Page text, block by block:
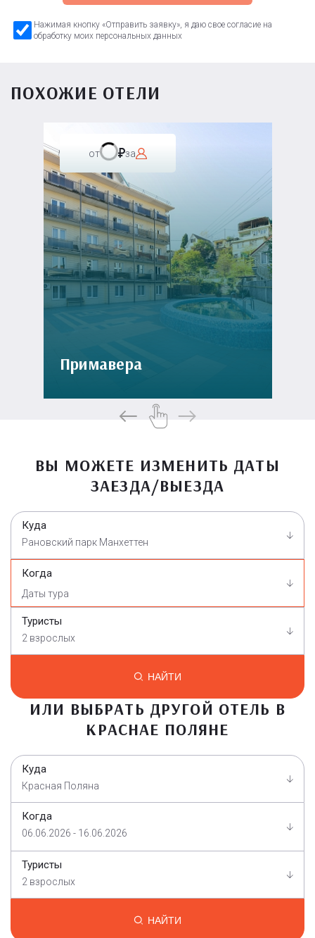
Нажимая кнопку «Отправить заявку», я даю свое согласие на
обработку моих персональных данных
ПОХОЖИЕ ОТЕЛИ
от за
Примавера
ВЫ МОЖЕТЕ ИЗМЕНИТЬ ДАТЫ
ЗАЕЗДА/ВЫЕЗДА
Куда
Рановский парк Манхеттен
Когда
Туристы
2 взрослых
НАЙТИ
ИЛИ ВЫБРАТЬ ДРУГОЙ ОТЕЛЬ В
КРАСНАЕ ПОЛЯНЕ
Куда
Красная Поляна
Когда
06.06.2026 - 16.06.2026
Туристы
2 взрослых
НАЙТИ